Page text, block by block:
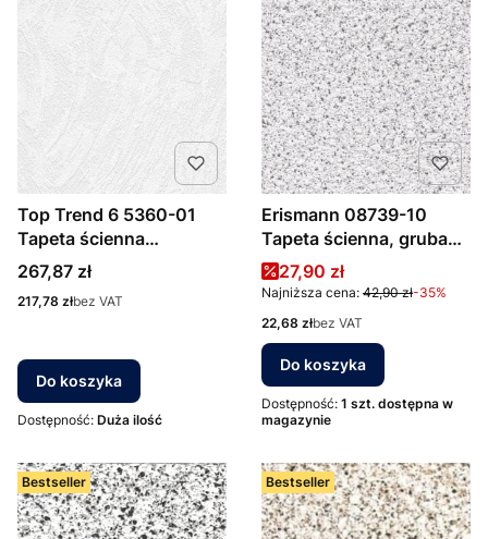
Top Trend 6 5360-01
Tapeta ścienna
Erismann, TAPETA DO
Cena
267,87 zł
Cena
217,78 złbez VAT
Do koszyka
Dostępność: Duża ilość
Erismann 08739-10
Tapeta ścienna, gruba
kryjąca kaszka
jasnoszara
Cena promocyjna
27,90 zł
Najniższa cena: 42,90 zł-35%
Cena
22,68 złbez VAT
Do koszyka
Dostępność: 1 szt. dostępna w
magazynie
Bestseller Bestseller